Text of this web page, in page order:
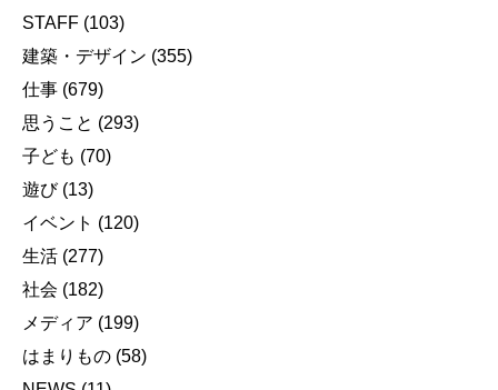
STAFF (103)
建築・デザイン (355)
仕事 (679)
思うこと (293)
子ども (70)
遊び(13)
イベント (120)
生活 (277)
社会 (182)
メディア (199)
はまりもの (58)